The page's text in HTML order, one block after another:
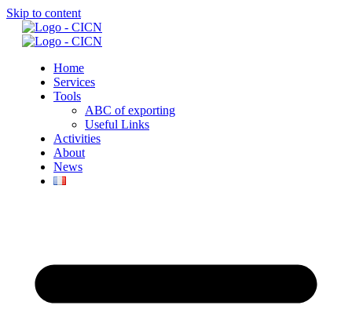
Skip to content
Home
Services
Tools
ABC of exporting
Useful Links
Activities
About
News